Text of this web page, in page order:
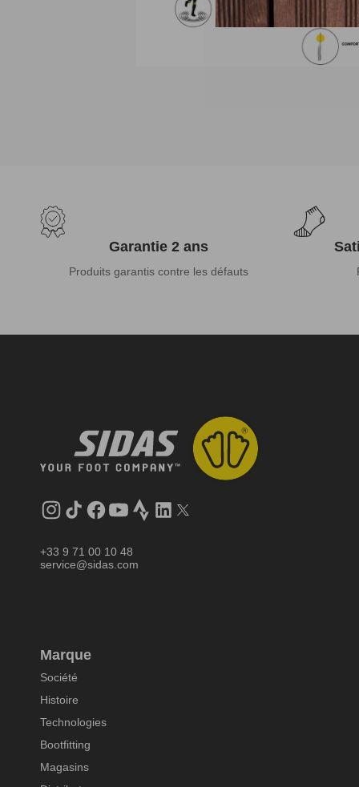
Garantie 2 ans
Produits garantis contre les défauts
Instagram
Tik
Facebook
YouTubeStravaLinkedInTwitter
+33 9 71 00 10 48
service@sidas.com
Marque
Société
Histoire
Technologies
Bootfitting
Magasins